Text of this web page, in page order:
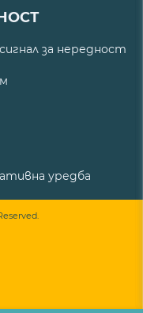
за нередност
уредба